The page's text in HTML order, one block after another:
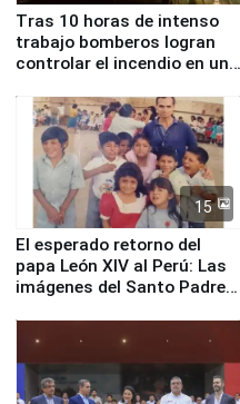
Tras 10 horas de intenso
trabajo bomberos logran
controlar el incendio en una
de Chile
15
El esperado retorno del
papa León XIV al Perú: Las
imágenes del Santo Padre